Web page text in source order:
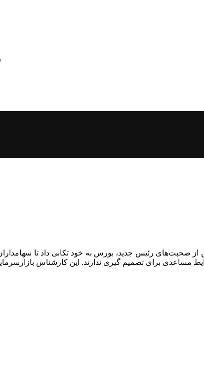
صحبت‌های رئیس جدید، بورس به خود تکانی داد تا
مساعدی برای تصمیم گیری ندارند. این کارشناس